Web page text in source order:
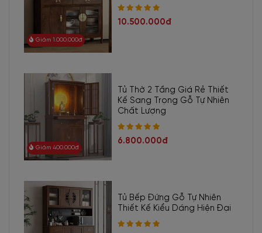
Giảm 1.000.000đ
10.500.000đ
Giảm 400.000đ
Tủ Thờ 2 Tầng Giá Rẻ Thiết
Kế Sang Trọng Gỗ Tự Nhiên
Chất Lượng
6.800.000đ
Tủ Bếp Đứng Gỗ Tự Nhiên
Thiết Kế Kiểu Dáng Hiện Đại